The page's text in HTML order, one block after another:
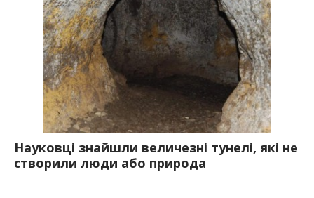
Науковці знайшли величезні тунелі, які не
створили люди або природа